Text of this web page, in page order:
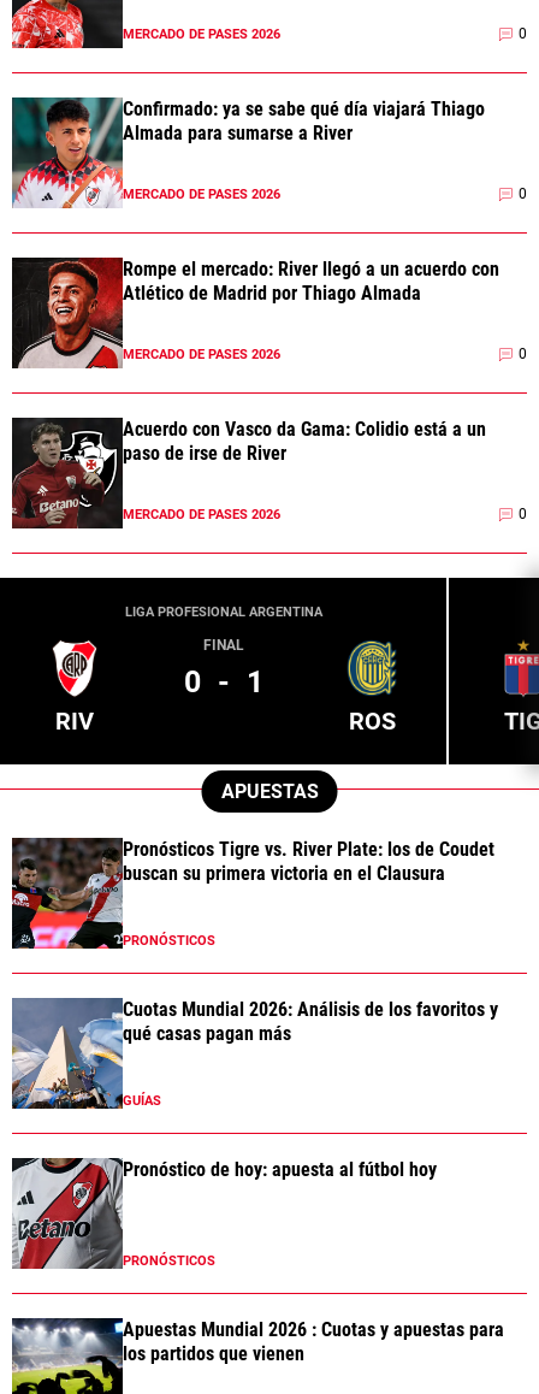
MERCADO DE PASES 2026 0
Confirmado: ya se sabe qué día viajará Thiago
Almada para sumarse a River
MERCADO DE PASES 2026 0
Rompe el mercado: River llegó a un acuerdo con
Atlético de Madrid por Thiago Almada
MERCADO DE PASES 2026 0
Acuerdo con Vasco da Gama: Colidio está a un
paso de irse de River
MERCADO DE PASES 2026 0
LIGA PROFESIONAL ARGENTINA
RIV
FINAL
0 - 1
ROS
APUESTAS
Pronósticos Tigre vs. River Plate: los de Coudet
buscan su primera victoria en el Clausura
PRONÓSTICOS
Cuotas Mundial 2026: Análisis de los favoritos y
qué casas pagan más
GUÍAS
Pronóstico de hoy: apuesta al fútbol hoy
PRONÓSTICOS
Apuestas Mundial 2026 : Cuotas y apuestas para
los partidos que vienen